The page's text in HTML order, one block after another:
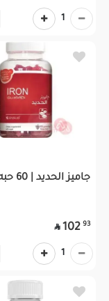
1
جاميز الحديد | 60 حبه
93
102

1